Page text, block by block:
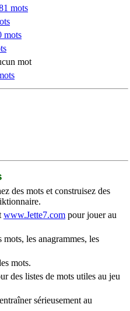
mots
mots
mot
des mots et construisez des
www.Jette7.com pour jouer au
les anagrammes, les
mots.
des listes de mots utiles au jeu
sérieusement au